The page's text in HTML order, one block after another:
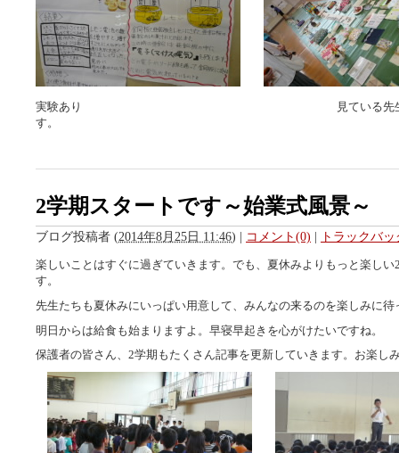
実験あり 見ている先生たちも
す。
2学期スタートです～始業式風景～
ブログ投稿者 (2014年8月25日 11:46) | コメント(0) | トラックバ
楽しいことはすぐに過ぎていきます。でも、夏休みよりもっと楽しい
す。
先生たちも夏休みにいっぱい用意して、みんなの来るのを楽しみに待
明日からは給食も始まりますよ。早寝早起きを心がけたいですね。
保護者の皆さん、2学期もたくさん記事を更新していきます。お楽し